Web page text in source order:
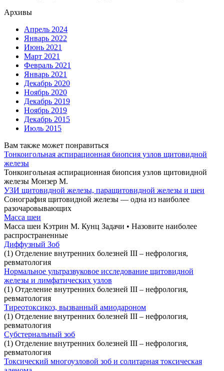
Архивы
Апрель 2024
Январь 2022
Июнь 2021
Март 2021
Февраль 2021
Январь 2021
Декабрь 2020
Ноябрь 2020
Декабрь 2019
Ноябрь 2019
Декабрь 2015
Июль 2015
Вам также может понравиться
Тонкоигольная аспирационная биопсия узлов щитовидной
железы
Тонкоигольная аспирационная биопсия узлов щитовидной
железы Монзер М.
УЗИ щитовидной железы, паращитовидной железы и шеи
Сонография щитовидной железы — одна из наиболее
разочаровывающих
Масса шеи
Масса шеи Кэтрин М. Кунц Задачи • Назовите наиболее
распространенные
Диффузный Зоб
(1) Отделение внутренних болезней III – нефрология,
ревматология
Нормальное ультразвуковое исследование щитовидной
железы и лимфатических узлов
(1) Отделение внутренних болезней III – нефрология,
ревматология
Тиреотоксикоз, вызванный амиодароном
(1) Отделение внутренних болезней III – нефрология,
ревматология
Субстернальный зоб
(1) Отделение внутренних болезней III – нефрология,
ревматология
Токсический многоузловой зоб и солитарная токсическая